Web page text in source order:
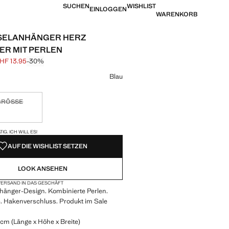
SUCHENEINLOGGENWISHLIST
WARENKORB
HERZ
MIT PERLEN
durchgestrichen [CHF 19.95 ]
[CHF 13.95 ]
13.95-30%
Farbe
Blau
ICH WILL ES!
AUF DIE WISHLIST SETZEN
LOOK ANSEHEN
IN DAS GESCHÄFT
Design. Kombinierte Perlen.
Hakenverschluss. Produkt im Sale
(Länge x Höhe x Breite)